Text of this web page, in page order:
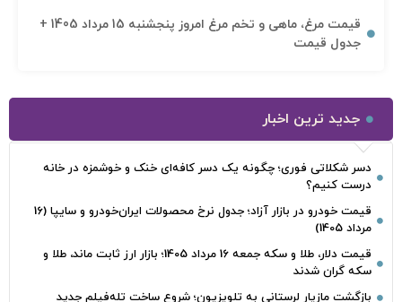
قیمت مرغ، ماهی و تخم مرغ امروز پنجشنبه 15 مرداد 1405 +
جدول قیمت
جدید ترین اخبار
دسر شکلاتی فوری؛ چگونه یک دسر کافه‌ای خنک و خوشمزه در خانه
درست کنیم؟
قیمت خودرو در بازار آزاد؛ جدول نرخ محصولات ایران‌خودرو و سایپا (16
مرداد 1405)
قیمت دلار، طلا و سکه جمعه 16 مرداد 1405؛ بازار ارز ثابت ماند، طلا و
سکه گران شدند
بازگشت مازیار لرستانی به تلویزیون؛ شروع ساخت تله‌فیلم جدید